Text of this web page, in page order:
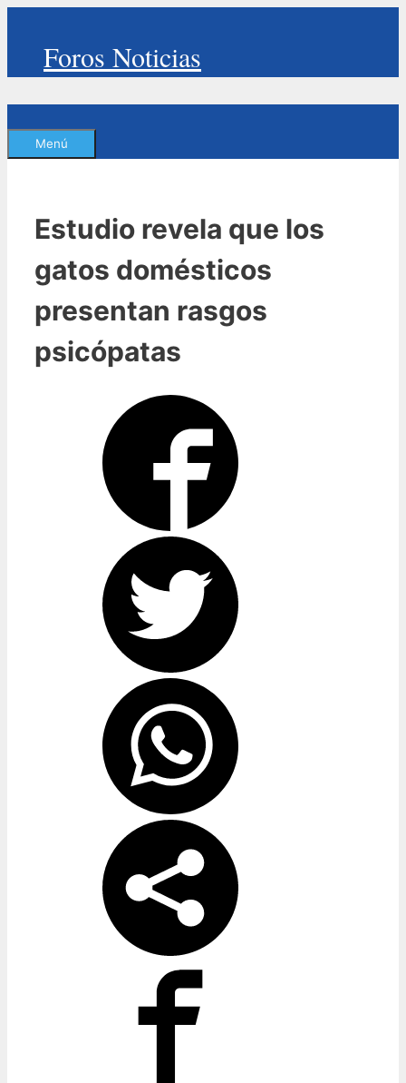
contenidoForos Noticias
Menú
Estudio revela que los
gatos domésticos
presentan rasgos
psicópatas